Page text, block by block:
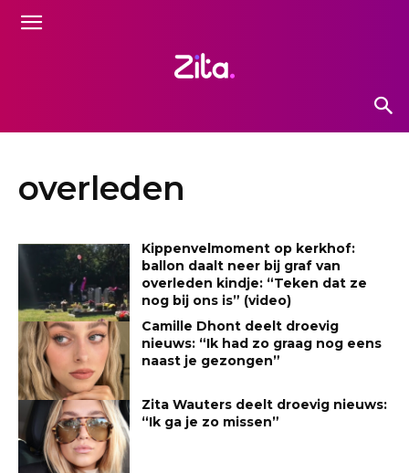
overleden
Kippenvelmoment op kerkhof:
ballon daalt neer bij graf van
overleden kindje: “Teken dat ze
nog bij ons is” (video)
Camille Dhont deelt droevig
nieuws: “Ik had zo graag nog eens
naast je gezongen”
Zita Wauters deelt droevig nieuws:
“Ik ga je zo missen”